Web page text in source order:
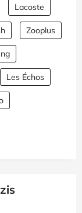
Lacoste
Zooplus
Les Échos